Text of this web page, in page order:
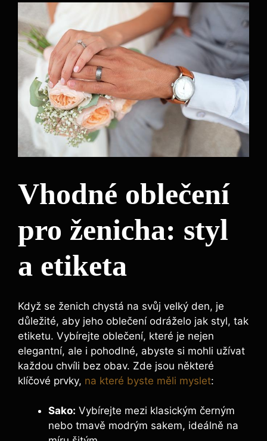
Vhodné oblečení
pro ženicha: styl
a etiketa
Když se ženich chystá na svůj velký den, je
důležité, aby jeho oblečení odráželo jak styl, tak
etiketu. Vybírejte oblečení, které je nejen
elegantní, ale i pohodlné, abyste si mohli užívat
každou chvíli bez obav. Zde jsou některé
klíčové prvky, na které byste měli myslet:
Sako: Vybírejte mezi klasickým černým
nebo tmavě modrým sakem, ideálně na